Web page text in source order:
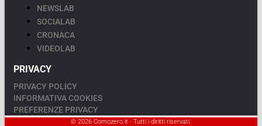
NEWSLAB
SOCIALAB
CRONACA
VIDEOLAB
PRIVACY
PRIVACY POLICY
INFORMATIVA COOKIES
PREFERENZE PRIVACY
© 2026 Comozero.it - Tutti i diritti riservati.